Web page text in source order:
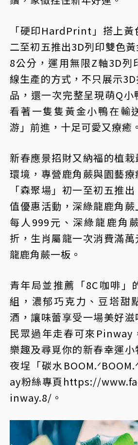
「硬印HardPrint」搭上黃
二至初五推出3D列印雙色
8公分，運用無限Z軸3D列
線生產的方式，不只展示
品，還一次完整呈現萌Q小
看著一隻隻黃金小鴨在輸
游」前進，十足可愛又療癒。
新春應景招財又納福的植
環境，專營鹿角蕨與園藝
「森聚場」初一至初五推
值優惠活動，深綠龍鹿角
每人999元、深綠龍鹿角
折，生肖屬龍一次消費滿
龍鹿角蕨一板。
青年局並推薦「8C咖啡」
組，濃郁巧克力、豆塔甜
酒，讓味蕾享受一場美好滋
民眾過年走春可來Pinway
樂趣及尋覓你的新春幸運
夜埕「碳水
ay粉絲專頁https://
inway.8/。